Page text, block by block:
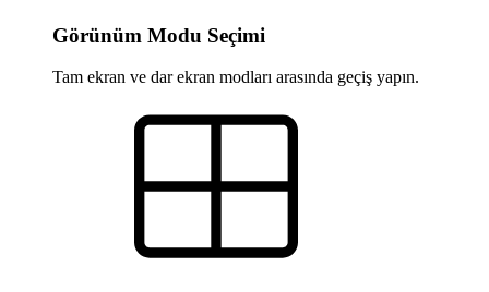
Görünüm Modu Seçimi
Tam ekran ve dar ekran modları arasında geçiş yapın.